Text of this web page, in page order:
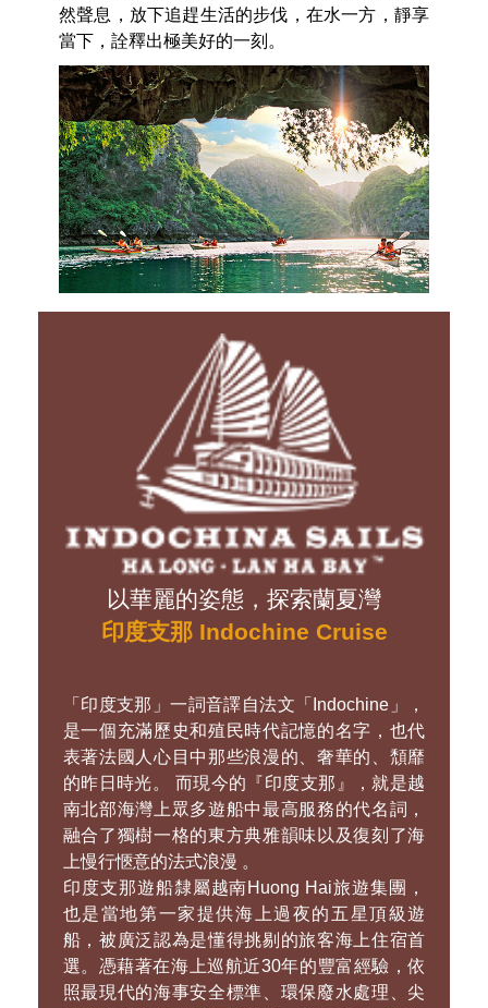
品，無敵美景迎面而來，伴著徐徐的海風，傾聽
大自然的呢喃，沿途眺望奇石林立、雄偉壯麗，
氣勢磅礡…，讓人不知不覺回歸到最純淨的自
己，不沾染一絲世俗塵埃。傍晚，輝夕陽將海平
面染成一片橙黃，直至夜幕低垂，船桅上帶著燦
爛的星光，深入純淨的夜藍星空，呼應周遭的自
然聲息，放下追趕生活的步伐，在水一方，靜享
當下，詮釋出極美好的一刻。
以華麗的姿態，探索蘭夏灣
印度支那 Indochine Cruise
「印度支那」一詞音譯自法文「Indochine」，
是一個充滿歷史和殖民時代記憶的名字，也代
表著法國人心目中那些浪漫的、奢華的、頹靡
的昨日時光。 而現今的『印度支那』，就是越
南北部海灣上眾多遊船中最高服務的代名詞，
融合了獨樹一格的東方典雅韻味以及復刻了海